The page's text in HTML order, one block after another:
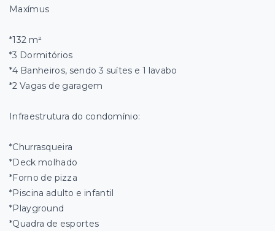
Maxímus
*132 m²
*3 Dormitórios
*4 Banheiros, sendo 3 suítes e 1 lavabo
*2 Vagas de garagem
Infraestrutura do condomínio:
*Churrasqueira
*Deck molhado
*Forno de pizza
*Piscina adulto e infantil
*Playground
*Quadra de esportes